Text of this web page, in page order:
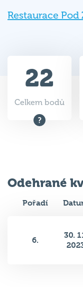
Restaurace
22
Celkem bodů
Odehrané
Pořadí
6.
30.